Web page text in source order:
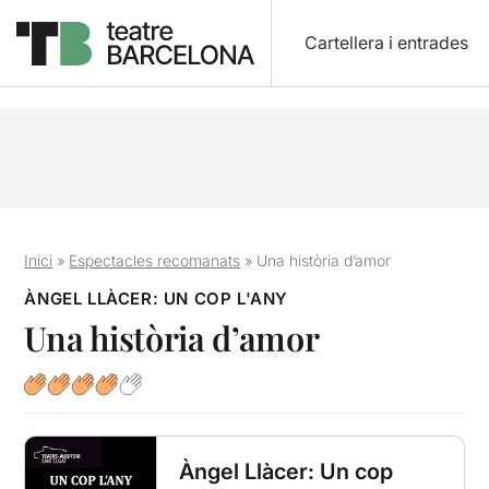
Cartellera i entrades
Inici » Espectacles recomanats » Una història d’amor
ÀNGEL LLÀCER: UN COP L'ANY
Una història d’amor
Àngel Llàcer: Un cop